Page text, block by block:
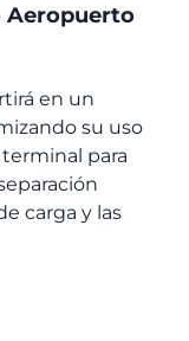
Aeropuerto
en un
su uso
para
carga y las